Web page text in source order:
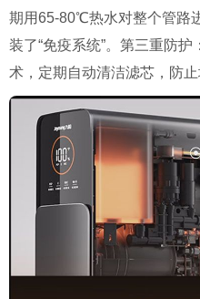
期用65-80℃热水对整个管路
装了“免疫系统”。第三重防
术，定期自动清洁滤芯，防止